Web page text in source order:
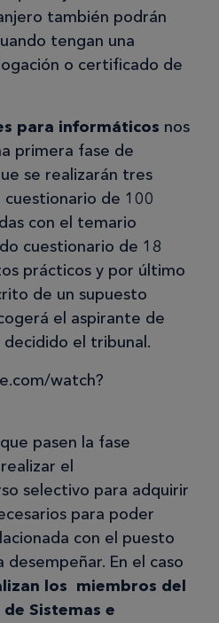
también podrán
tengan una
o certificado de
para informáticos nos
primera fase de
se realizarán tres
de 100
con el temario
cuestionario de 18
prácticos y por último
de un supuesto
el aspirante de
el tribunal.
watch?
pasen la fase
el
selectivo para adquirir
para poder
con el puesto
En el caso
los miembros del
Sistemas e